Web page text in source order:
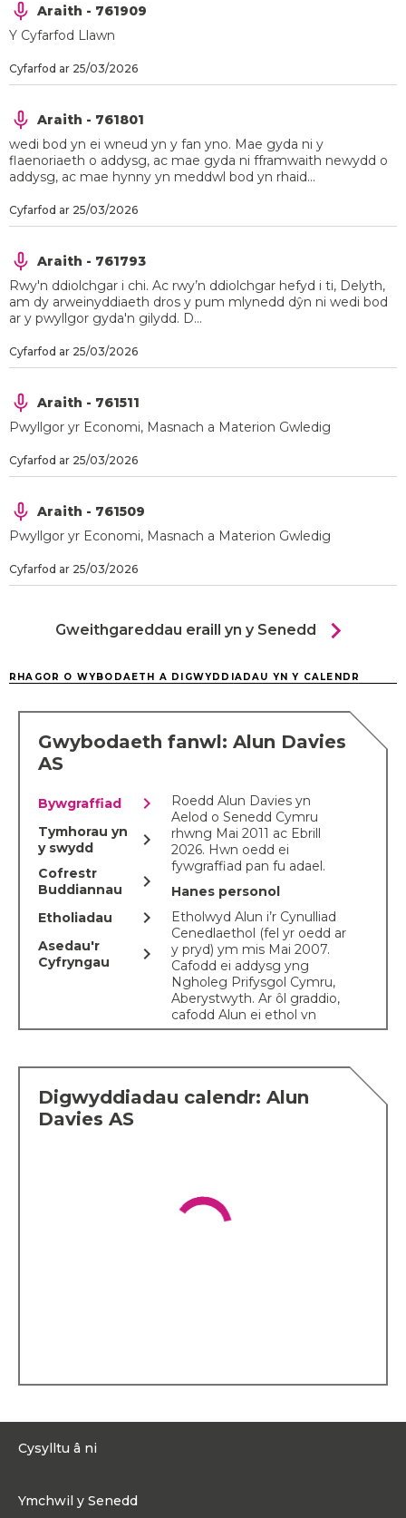
Araith - 761909
Y Cyfarfod Llawn
Cyfarfod ar 25/03/2026
Araith - 761801
wedi bod yn ei wneud yn y fan yno. Mae gyda ni y
flaenoriaeth o addysg, ac mae gyda ni fframwaith newydd o
addysg, ac mae hynny yn meddwl bod yn rhaid...
Cyfarfod ar 25/03/2026
Araith - 761793
Rwy'n ddiolchgar i chi. Ac rwy’n ddiolchgar hefyd i ti, Delyth,
am dy arweinyddiaeth dros y pum mlynedd dŷn ni wedi bod
ar y pwyllgor gyda'n gilydd. D...
Cyfarfod ar 25/03/2026
Araith - 761511
Pwyllgor yr Economi, Masnach a Materion Gwledig
Cyfarfod ar 25/03/2026
Araith - 761509
Pwyllgor yr Economi, Masnach a Materion Gwledig
Cyfarfod ar 25/03/2026
Gweithgareddau eraill yn y Senedd chevron_right
RHAGOR O WYBODAETH A DIGWYDDIADAU YN Y CALENDR
Gwybodaeth fanwl: Alun Davies
AS
Bywgraffiad chevron_right
Tymhorau yn
y swydd
chevron_right
Cofrestr
Buddiannau
chevron_right
Etholiadau chevron_right
Asedau'r
Cyfryngau
chevron_right
Roedd Alun Davies yn
Aelod o Senedd Cymru
rhwng Mai 2011 ac Ebrill
2026. Hwn oedd ei
fywgraffiad pan fu adael.
Hanes personol
Etholwyd Alun i’r Cynulliad
Cenedlaethol (fel yr oedd ar
y pryd) ym mis Mai 2007.
Cafodd ei addysg yng
Ngholeg Prifysgol Cymru,
Aberystwyth. Ar ôl graddio,
cafodd Alun ei ethol yn
Llywydd Undeb
Cymru ac yna bu'n gweithio
Gronfa Natur Fyd Eang
gyda Hyder Plc., Awdurdod
Ynni Atomig y DU ac S4C,
ac yna fel cyfarwyddwr ei
Cefndir proffesiynol
gweinidogol helaeth. Yn
Digwyddiadau calendr: Alun
Davies AS
Cysylltu â ni
Ymchwil y Senedd